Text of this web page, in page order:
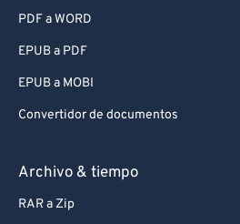
PDF a WORD
EPUB a PDF
EPUB a MOBI
Convertidor de documentos
Archivo & tiempo
RAR a Zip